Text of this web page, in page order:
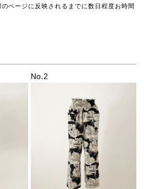
ページに反映されるまでに数日程度お時間
No.2